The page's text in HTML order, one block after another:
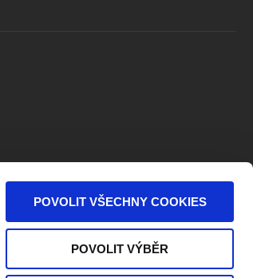
POVOLIT VŠECHNY COOKIES
POVOLIT VÝBĚR